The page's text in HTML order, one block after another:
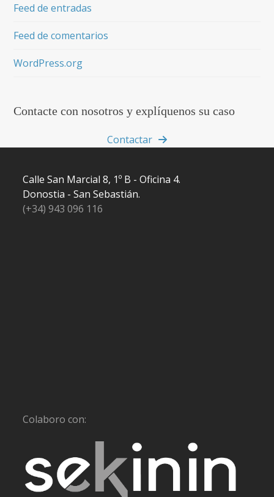
Feed de entradas
Feed de comentarios
WordPress.org
Contacte con nosotros y explíquenos su caso
Contactar
Calle San Marcial 8, 1º B - Oficina 4.
Donostia - San Sebastián.
(+34) 943 096 116
Colaboro con: